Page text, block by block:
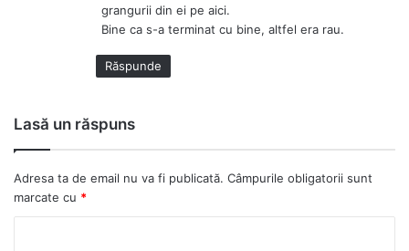
grangurii din ei pe aici.
Bine ca s-a terminat cu bine, altfel era rau.
Răspunde
Lasă un răspuns
Adresa ta de email nu va fi publicată. Câmpurile obligatorii sunt
marcate cu *